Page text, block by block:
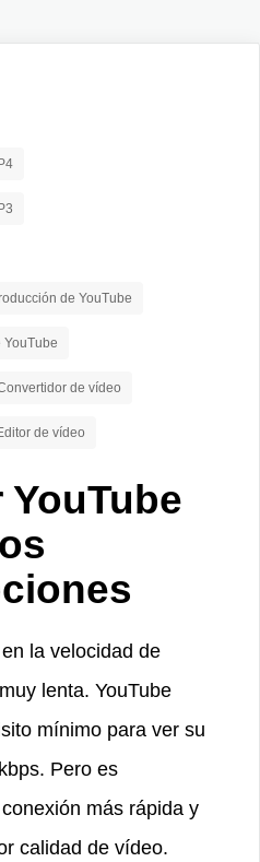
de YouTube
YouTube
de vídeo
de vídeo
la velocidad de
lenta. YouTube
mínimo para ver su
Pero es
más rápida y
calidad de vídeo.